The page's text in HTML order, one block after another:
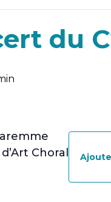
du
Choral